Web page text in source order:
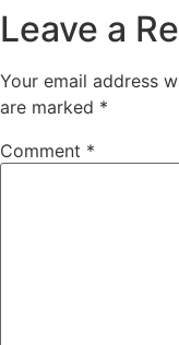
Leave a
Your email address
are marked *
Comment *